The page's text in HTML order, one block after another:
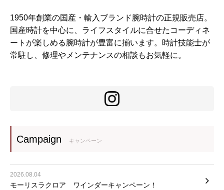
1950年創業の国産・輸入ブランド腕時計の正規販売店。
国産時計を中心に、ライフスタイルに合せたコーディネ
ートが楽しめる腕時計が豊富に揃います。時計技能士が
常駐し、修理やメンテナンスの相談もお気軽に。
Campaign キャンペーン
2026.08.04
モーリスラクロア ワインダーキャンペーン！